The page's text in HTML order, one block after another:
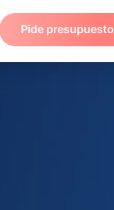
Pide presupuesto